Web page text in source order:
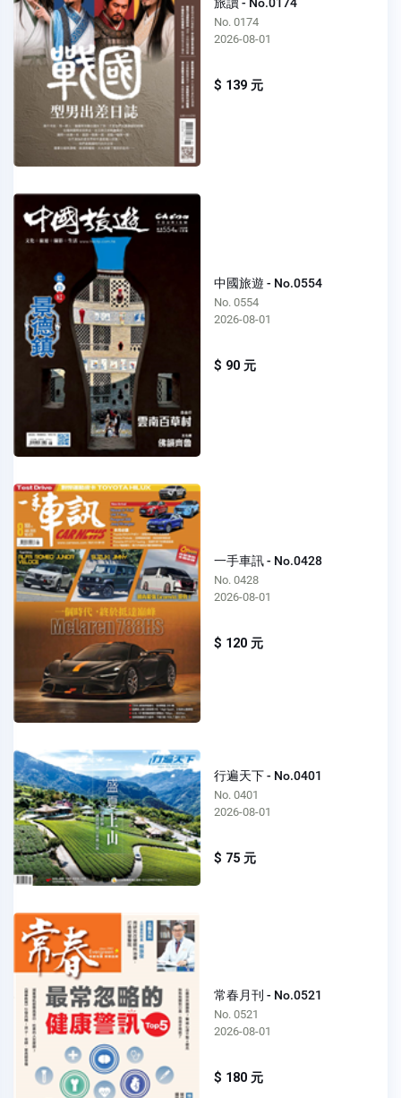
No. 0174
2026-08-01
$ 139 元
中國旅遊 - No.0554
No. 0554
2026-08-01
$ 90 元
一手車訊 - No.0428
No. 0428
2026-08-01
$ 120 元
行遍天下 - No.0401
No. 0401
2026-08-01
$ 75 元
常春月刊 - No.0521
No. 0521
2026-08-01
$ 180 元